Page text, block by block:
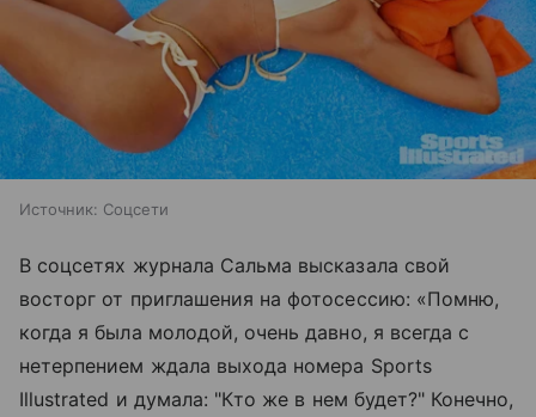
Источник: Соцсети
В соцсетях журнала Сальма высказала свой
восторг от приглашения на фотосессию: «Помню,
когда я была молодой, очень давно, я всегда с
нетерпением ждала выхода номера Sports
Illustrated и думала: "Кто же в нем будет?" Конечно,